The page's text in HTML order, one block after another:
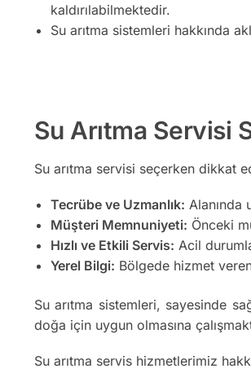
kaldırılabilmektedir.
Su arıtma sistemleri hakkında
Su Arıtma Servisi
Su arıtma servisi seçerken dikkat
Tecrübe ve Uzmanlık:
Müşteri Memnuniyeti: Önceki
Hızlı ve Etkili Servis: Acil
Yerel Bilgi: Bölgede hizmet
Su arıtma sistemleri, sayesinde
doğa için uygun olmasına
Su arıtma servis hizmetlerimiz